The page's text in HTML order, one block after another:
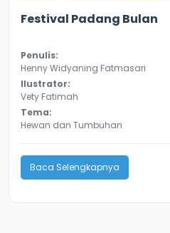
Festival Padang Bulan
Penulis:
Henny Widyaning Fatmasari
Ilustrator:
Vety Fatimah
Tema:
Hewan dan Tumbuhan
Baca Selengkapnya